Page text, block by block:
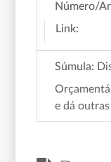
Número/
Link:
Súmula:
e dá